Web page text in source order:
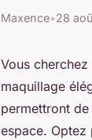
Maxence•28
Vous
maquillage
permettront
espace.